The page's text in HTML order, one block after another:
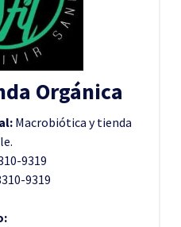
Orgánica
Macrobiótica y tienda
9319
9319